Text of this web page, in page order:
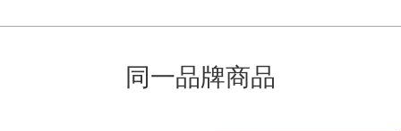
同一品牌商品